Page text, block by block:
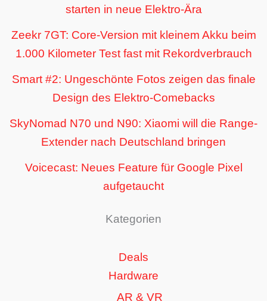
starten in neue Elektro-Ära
Zeekr 7GT: Core-Version mit kleinem Akku beim
1.000 Kilometer Test fast mit Rekordverbrauch
Smart #2: Ungeschönte Fotos zeigen das finale
Design des Elektro-Comebacks
SkyNomad N70 und N90: Xiaomi will die Range-
Extender nach Deutschland bringen
Voicecast: Neues Feature für Google Pixel
aufgetaucht
Kategorien
Deals
Hardware
AR & VR